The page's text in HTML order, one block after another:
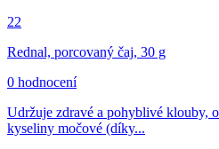
22
Rednal, porcovaný čaj, 30 g
0 hodnocení
Udržuje zdravé a pohyblivé klouby,
kyseliny močové (díky...